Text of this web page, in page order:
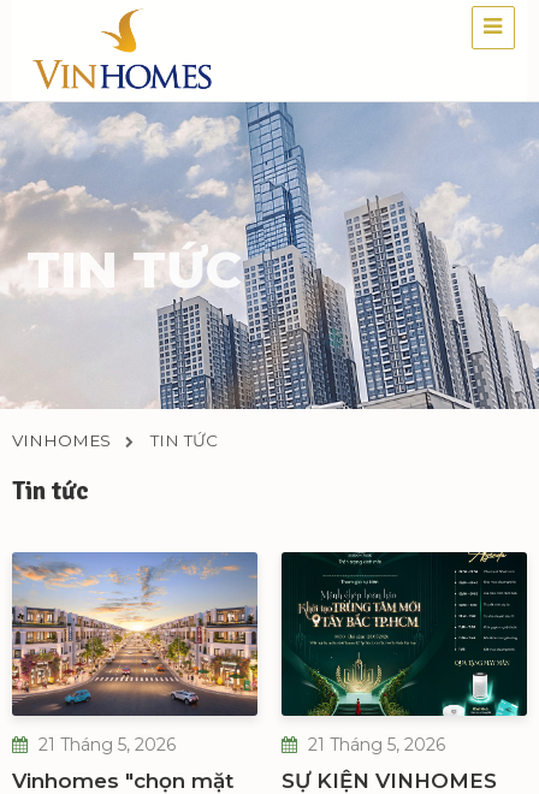
TIN TỨC
VINHOMES TIN TỨC
Tin tức
21 Tháng 5, 2026
Vinhomes "chọn mặt
21 Tháng 5, 2026
SỰ KIỆN VINHOMES